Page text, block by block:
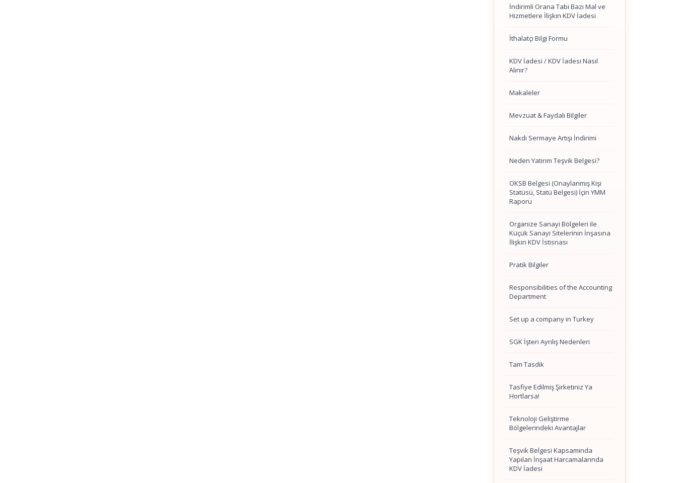
İndirimli Orana Tabi Bazı Mal ve
Hizmetlere İlişkin KDV İadesi
İthalatçı Bilgi Formu
KDV İadesi / KDV İadesi Nasıl
Alınır?
Makaleler
Mevzuat & Faydalı Bilgiler
Nakdi Sermaye Artışı İndirimi
Neden Yatırım Teşvik Belgesi?
OKSB Belgesi (Onaylanmış Kişi
Statüsü, Statü Belgesi) İçin YMM
Raporu
Organize Sanayi Bölgeleri ile
Küçük Sanayi Sitelerinin İnşasına
İlişkin KDV İstisnası
Pratik Bilgiler
Responsibilities of the Accounting
Department
Set up a company in Turkey
SGK İşten Ayrılış Nedenleri
Tam Tasdik
Tasfiye Edilmiş Şirketiniz Ya
Hortlarsa!
Teknoloji Geliştirme
Bölgelerindeki Avantajlar
Teşvik Belgesi Kapsamında
Yapılan İnşaat Harcamalarında
KDV İadesi